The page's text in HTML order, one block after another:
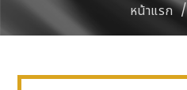
หน้าแรก